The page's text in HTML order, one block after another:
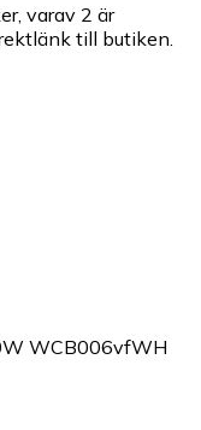
varav 2 är
till butiken.
WCB006vfWH